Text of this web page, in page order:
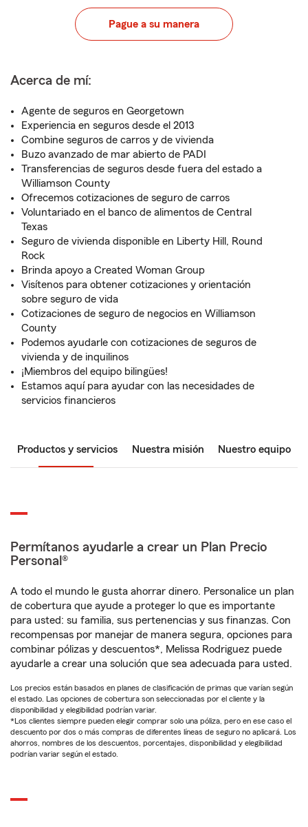
Pague a su manera
Acerca de mí:
Agente de seguros en Georgetown
Experiencia en seguros desde el 2013
Combine seguros de carros y de vivienda
Buzo avanzado de mar abierto de PADI
Transferencias de seguros desde fuera del estado a
Williamson County
Ofrecemos cotizaciones de seguro de carros
Voluntariado en el banco de alimentos de Central
Texas
Seguro de vivienda disponible en Liberty Hill, Round
Rock
Brinda apoyo a Created Woman Group
Visítenos para obtener cotizaciones y orientación
sobre seguro de vida
Cotizaciones de seguro de negocios en Williamson
County
Podemos ayudarle con cotizaciones de seguros de
vivienda y de inquilinos
¡Miembros del equipo bilingües!
Estamos aquí para ayudar con las necesidades de
servicios financieros
Productos y servicios Nuestra misión Nuestro equipo
Permítanos ayudarle a crear un Plan Precio
Personal®
A todo el mundo le gusta ahorrar dinero. Personalice un plan
de cobertura que ayude a proteger lo que es importante
para usted: su familia, sus pertenencias y sus finanzas. Con
recompensas por manejar de manera segura, opciones para
combinar pólizas y descuentos*, Melissa Rodriguez puede
ayudarle a crear una solución que sea adecuada para usted.
Los precios están basados en planes de clasificación de primas que varían según
el estado. Las opciones de cobertura son seleccionadas por el cliente y la
disponibilidad y elegibilidad podrían variar.
*Los clientes siempre pueden elegir comprar solo una póliza, pero en ese caso el
descuento por dos o más compras de diferentes líneas de seguro no aplicará. Los
ahorros, nombres de los descuentos, porcentajes, disponibilidad y elegibilidad
podrían variar según el estado.